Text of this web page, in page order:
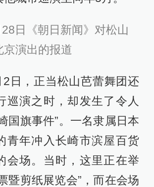
日《朝日新闻》对松山
京演出的报道
2日，正当松山芭蕾舞团还
巡演之时，却发生了令人
国旗事件”。一名隶属日本
青年冲入长崎市滨屋百货
会场。当时，这里正在举
暨剪纸展览会”，而在会场